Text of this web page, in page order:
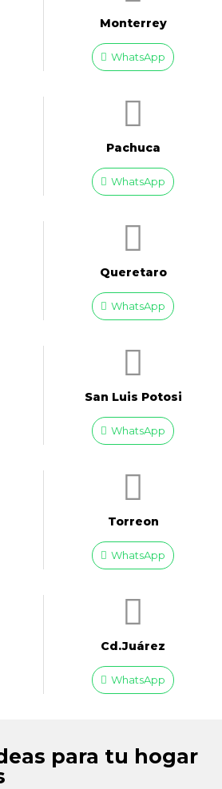
Monterrey
WhatsApp
Pachuca
WhatsApp
Queretaro
WhatsApp
San Luis Potosi
WhatsApp
Torreon
WhatsApp
Cd.Juárez
WhatsApp
para tu hogar